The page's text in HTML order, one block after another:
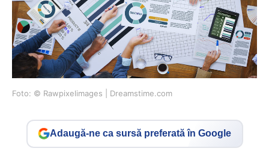
Foto: © Rawpixelimages | Dreamstime.com
Adaugă-ne ca sursă preferată în Google